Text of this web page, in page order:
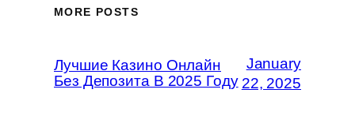
MORE POSTS
Лучшие Казино Онлайн
Без Депозита В 2025 Году
January
22, 2025